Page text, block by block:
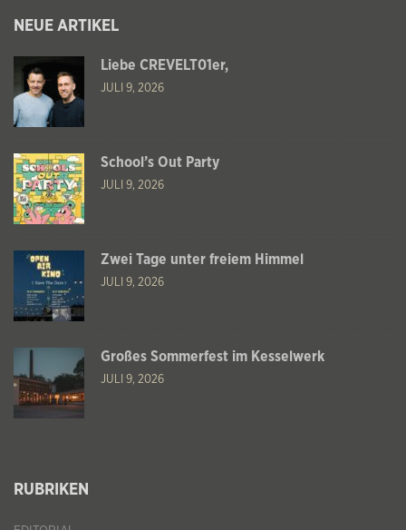
NEUE ARTIKEL
Liebe CREVELT01er,
JULI 9, 2026
School’s Out Party
JULI 9, 2026
Zwei Tage unter freiem Himmel
JULI 9, 2026
Großes Sommerfest im Kesselwerk
JULI 9, 2026
RUBRIKEN